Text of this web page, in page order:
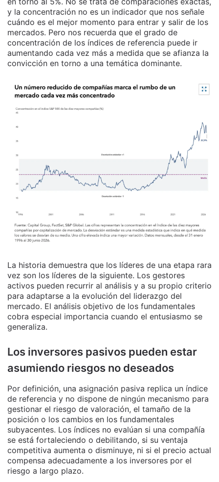
y la concentración no es un indicador que nos señale
cuándo es el mejor momento para entrar y salir de los
mercados. Pero nos recuerda que el grado de
concentración de los índices de referencia puede ir
aumentando cada vez más a medida que se afianza la
convicción en torno a una temática dominante.
La historia demuestra que los líderes de una etapa rara
vez son los líderes de la siguiente. Los gestores
activos pueden recurrir al análisis y a su propio criterio
para adaptarse a la evolución del liderazgo del
mercado. El análisis objetivo de los fundamentales
cobra especial importancia cuando el entusiasmo se
generaliza.
Los inversores pasivos pueden estar
asumiendo riesgos no deseados
Por definición, una asignación pasiva replica un índice
de referencia y no dispone de ningún mecanismo para
gestionar el riesgo de valoración, el tamaño de la
posición o los cambios en los fundamentales
subyacentes. Los índices no evalúan si una compañía
se está fortaleciendo o debilitando, si su ventaja
competitiva aumenta o disminuye, ni si el precio actual
compensa adecuadamente a los inversores por el
riesgo a largo plazo.